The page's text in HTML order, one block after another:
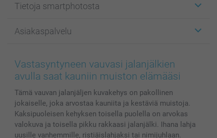
Kuvakortit
Kuvakirjat
Valokuvat, Julisteet & Taskukirjat
Kännykkä & Tabletti
Kuvakalenterit & Päivyrit
Valokuvakehykset & Lisätarvikkeet
Lahjakortti
Kaikki kuvatuotteet
Tietoja smartphotosta
Affiliate ohjelma
Evästekäytäntö
Sivukartta
Investor Relations
Asiakaspalvelu
100% tyytyväisyystakuu
smartbonus
Tilausten tila
Vastasyntyneen vauvasi jalanjälkien
avulla saat kauniin muiston elämääsi
Tämä vauvan jalanjäljen kuvakehys on pakollinen
jokaiselle, joka arvostaa kauniita ja kestäviä muistoja.
Kaksipuoleisen kehyksen toisella puolella on arvokas
valokuva ja toisella pikku rakkaasi jalanjälki. Ihana lahja
uusille vanhemmille, ristiäislahjaksi tai nimijuhlaan.